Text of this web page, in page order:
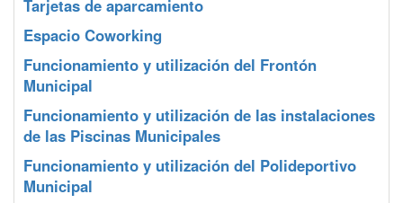
Tarjetas de aparcamiento
Espacio Coworking
Funcionamiento y utilización del Frontón
Municipal
Funcionamiento y utilización de las instalaciones
de las Piscinas Municipales
Funcionamiento y utilización del Polideportivo
Municipal